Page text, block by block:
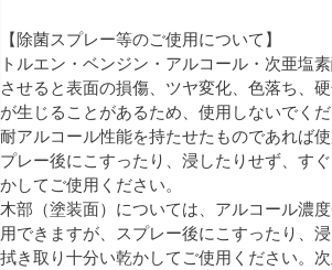
【除菌スプレー等のご使用について】
トルエン・ベンジン・アルコール・次亜塩
させると表面の損傷、ツヤ変化、色落ち、
が生じることがあるため、使用しないでくだ
耐アルコール性能を持たせたものであれば
プレー後にこすったり、浸したりせず、す
かしてご使用ください。
木部（塗装面）については、アルコール濃
用できますが、スプレー後にこすったり、
拭き取り十分い乾かしてご使用ください。